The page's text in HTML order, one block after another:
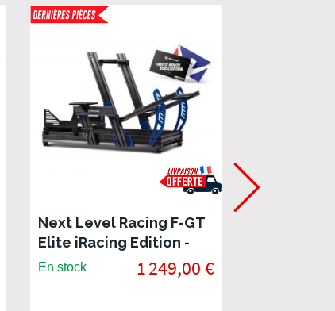
Next Level Racing F-GT
Elite iRacing Edition -
Cockpit SimRacing
En stock 1 249,00 €